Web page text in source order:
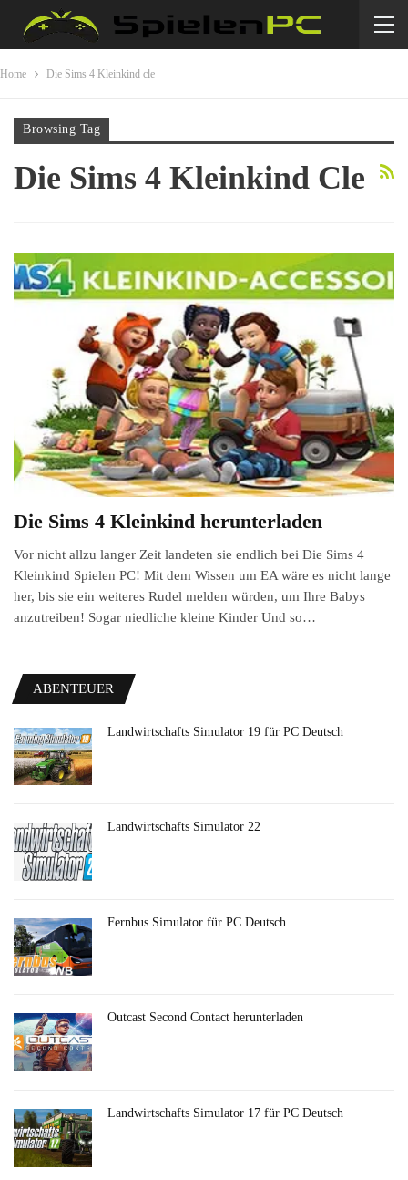
Home Die Sims 4 Kleinkind cle
Browsing Tag
Die Sims 4 Kleinkind Cle
Die Sims 4 Kleinkind herunterladen
Vor nicht allzu langer Zeit landeten sie endlich bei Die Sims 4
Kleinkind Spielen PC! Mit dem Wissen um EA wäre es nicht lange
her, bis sie ein weiteres Rudel melden würden, um Ihre Babys
anzutreiben! Sogar niedliche kleine Kinder Und so…
ABENTEUER
Landwirtschafts Simulator 19 für PC Deutsch
Landwirtschafts Simulator 22
Fernbus Simulator für PC Deutsch
Outcast Second Contact herunterladen
Landwirtschafts Simulator 17 für PC Deutsch